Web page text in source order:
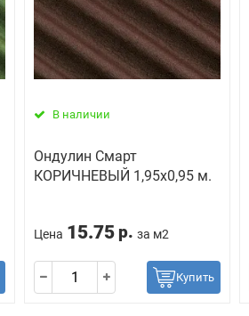
В наличии
Ондулин Смарт
КОРИЧНЕВЫЙ 1,95х0,95 м.
Цена 15.75 р. за м2
Купить